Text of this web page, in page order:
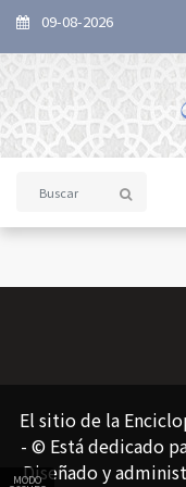
MODO
09-08-2026
El sitio de la
- © Está dedicado
Diseñado y